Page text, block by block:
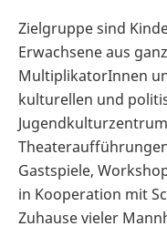
Zielgruppe sind
Erwachsene aus
MultiplikatorInnen
kulturellen und
Gastspiele,
in Kooperation mit
Zuhause vieler